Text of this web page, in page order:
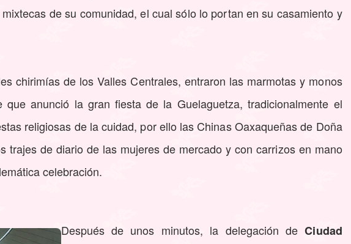
de su comunidad, el cual sólo lo portan en su casamiento y
chirimías de los Valles Centrales, entraron las marmotas y monos
anunció la gran fiesta de la Guelaguetza, tradicionalmente el
religiosas de la cuidad, por ello las Chinas Oaxaqueñas de Doña
trajes de diario de las mujeres de mercado y con carrizos en mano
celebración.
Después de unos minutos, la delegación deCiudad